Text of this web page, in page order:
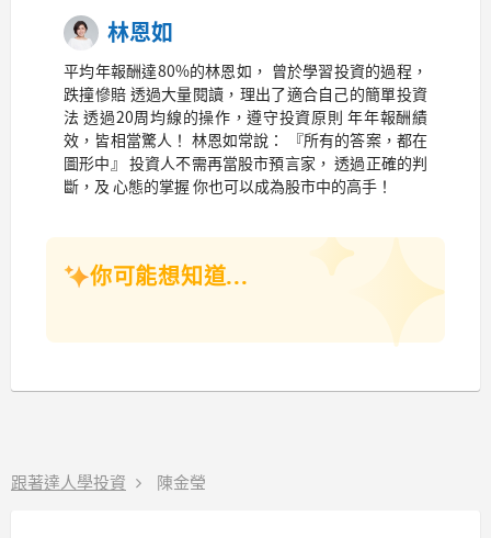
林恩如
平均年報酬達80%的林恩如， 曾於學習投資的過程，
跌撞慘賠 透過大量閱讀，理出了適合自己的簡單投資
法 透過20周均線的操作，遵守投資原則 年年報酬績
效，皆相當驚人！ 林恩如常說： 『所有的答案，都在
圖形中』 投資人不需再當股市預言家， 透過正確的判
斷，及 心態的掌握 你也可以成為股市中的高手！
你可能想知道...
跟著達人學投資 陳金瑩